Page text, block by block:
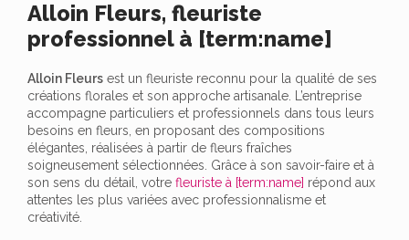
Alloin Fleurs, fleuriste
professionnel à [term:name]
Alloin Fleurs est un fleuriste reconnu pour la qualité de ses
créations florales et son approche artisanale. L’entreprise
accompagne particuliers et professionnels dans tous leurs
besoins en fleurs, en proposant des compositions
élégantes, réalisées à partir de fleurs fraîches
soigneusement sélectionnées. Grâce à son savoir-faire et à
son sens du détail, votre fleuriste à [term:name] répond aux
attentes les plus variées avec professionnalisme et
créativité.